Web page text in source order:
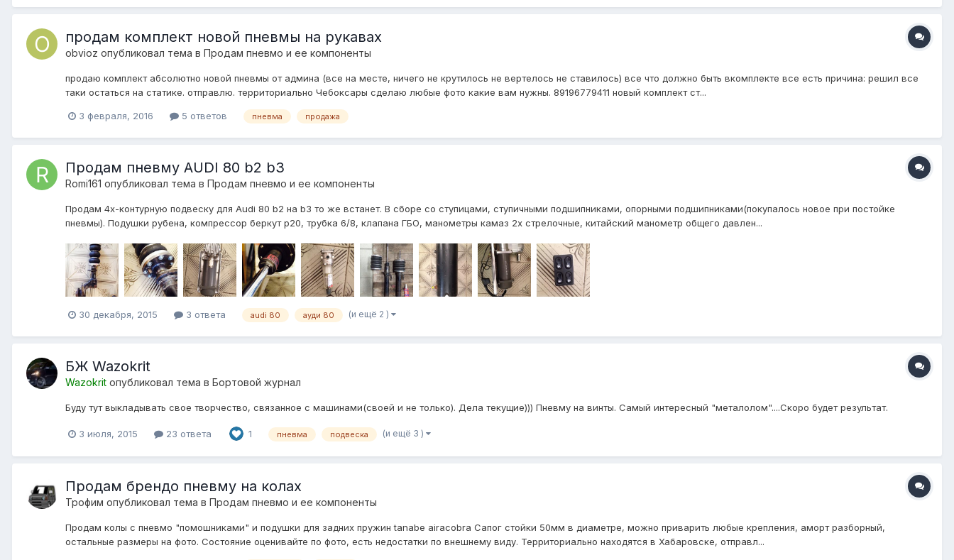
продам комплект новой пневмы на рукавах
obvioz опубликовал тема в Продам пневмо и ее компоненты
продаю комплект абсолютно новой пневмы от админа (все на месте, ничего не крутилось не вертелось не ставилось) все что должно быть вкомплекте все есть причина: решил все
таки остаться на статике. отправлю. территориально Чебоксары сделаю любые фото какие вам нужны. 89196779411 новый комплект ст...
3 февраля, 2016 5 ответов пневма продажа
Продам пневму AUDI 80 b2 b3
Romi161 опубликовал тема в Продам пневмо и ее компоненты
Продам 4х-контурную подвеску для Audi 80 b2 на b3 то же встанет. В сборе со ступицами, ступичными подшипниками, опорными подшипниками(покупалось новое при постойке
пневмы). Подушки рубена, компрессор беркут р20, трубка 6/8, клапана ГБО, манометры камаз 2х стрелочные, китайский манометр общего давлен...
30 декабря, 2015 3 ответа audi 80 ауди 80 (и ещё 2 )
БЖ Wazokrit
Wazokrit опубликовал тема в Бортовой журнал
Буду тут выкладывать свое творчество, связанное с машинами(своей и не только). Дела текущие))) Пневму на винты. Самый интересный "металолом"....Скоро будет результат.
3 июля, 2015 23 ответа 1 пневма подвеска (и ещё 3 )
Продам брендо пневму на колах
Трофим опубликовал тема в Продам пневмо и ее компоненты
Продам колы с пневмо "помошниками" и подушки для задних пружин tanabe airacobra Сапог стойки 50мм в диаметре, можно приварить любые крепления, аморт разборный,
остальные размеры на фото. Состояние оценивайте по фото, есть недостатки по внешнему виду. Территориально находятся в Хабаровске, отправл...